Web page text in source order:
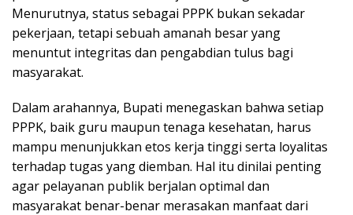
Menurutnya, status sebagai PPPK bukan sekadar
pekerjaan, tetapi sebuah amanah besar yang
menuntut integritas dan pengabdian tulus bagi
masyarakat.
Dalam arahannya, Bupati menegaskan bahwa setiap
PPPK, baik guru maupun tenaga kesehatan, harus
mampu menunjukkan etos kerja tinggi serta loyalitas
terhadap tugas yang diemban. Hal itu dinilai penting
agar pelayanan publik berjalan optimal dan
masyarakat benar-benar merasakan manfaat dari